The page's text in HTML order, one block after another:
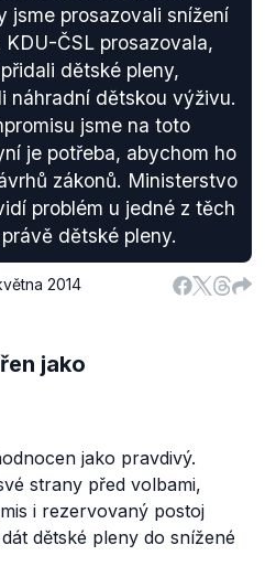
jsme prosazovali snížení
ČSL prosazovala,
dětské pleny,
náhradní dětskou výživu.
jsme na toto
je potřeba, abychom ho
zákonů. Ministerstvo
problém u jedné z těch
dětské pleny.
2014
jako
jako pravdivý.
strany před volbami,
i rezervovaný postoj
dětské pleny do snížené